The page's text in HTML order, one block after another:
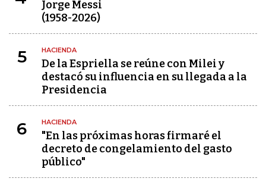
Jorge Messi
(1958-2026)
5 HACIENDA
De la Espriella se reúne con Milei y
destacó su influencia en su llegada a la
Presidencia
6 HACIENDA
"En las próximas horas firmaré el
decreto de congelamiento del gasto
público"